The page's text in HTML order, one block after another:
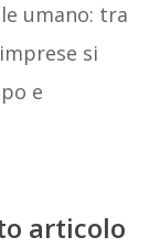
umano: tra
si
e
articolo